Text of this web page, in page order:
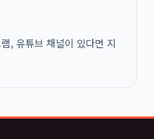
, 유튜브 채널이 있다면 지